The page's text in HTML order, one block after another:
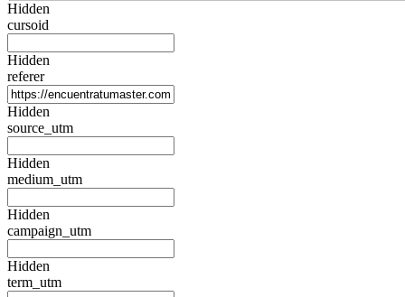
Hidden
cursoid
Hidden
referer
Hidden
source_utm
Hidden
medium_utm
Hidden
campaign_utm
Hidden
term_utm